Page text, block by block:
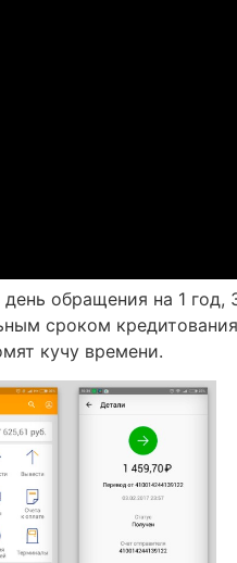
обращения на 1 год,
сроком
кучу времени.